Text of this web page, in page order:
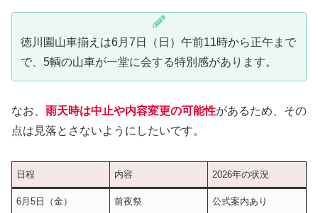
徳川園山車揃えは6月7日（日）午前11時から正午まで
で、5輌の山車が一堂に会する特別感があります。
なお、 雨天時は中止や内容変更の可能性があるため、その
点は見落とさないようにしたいです。
日程 内容 2026年の状況
6月5日（金） 前夜祭 公式案内あり